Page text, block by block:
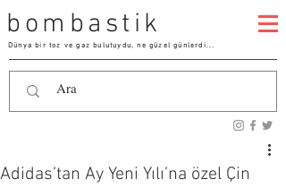
bombastik
Dünya bir toz ve gaz bulutuydu, ne güzel günlerdi...
Adidas’tan Ay Yeni Yılı’na özel Çin